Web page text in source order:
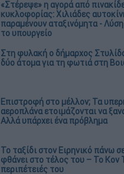
«Στέρεψε» η αγορά από
κυκλοφορίας: Χιλιάδες
παραμένουν αταξινόμητα -
το υπουργείο
Στη φυλακή ο δήμαρχος
δύο άτομα για τη φωτιά στη
Επιστροφή στο μέλλον; Τα
αεροπλάνα ετοιμάζονται να
Αλλά υπάρχει ένα πρόβλημα
Το ταξίδι στον Ειρηνικό πάνω
φθάνει στο τέλος του – Το Κον
περιπέτειές του